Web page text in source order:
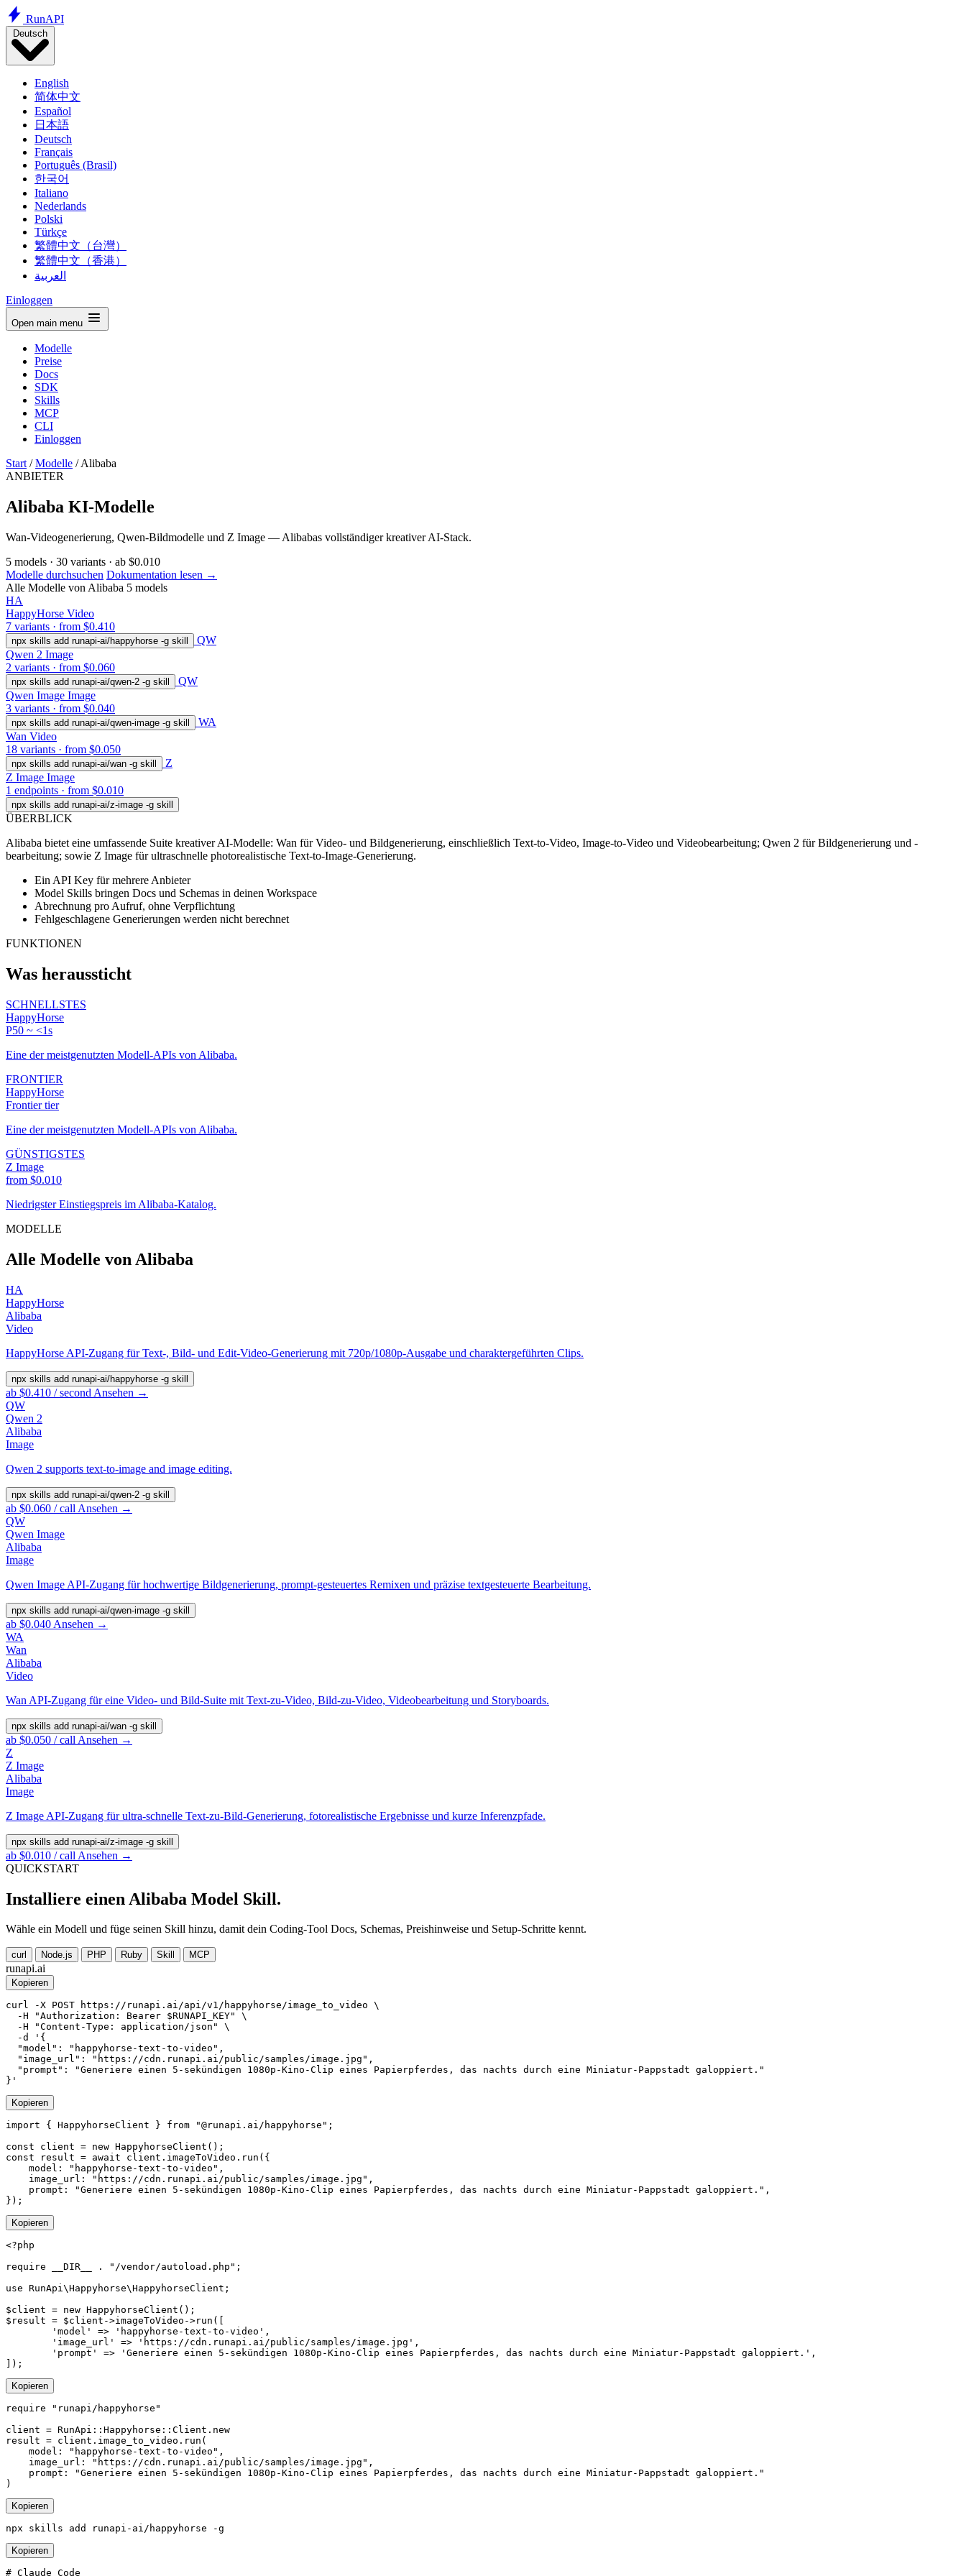
RunAPI
Deutsch
English
简体中文
Español
日本語
Deutsch
Français
Português (Brasil)
한국어
Italiano
Nederlands
Polski
Türkçe
繁體中文（台灣）
繁體中文（香港）
العربية
Einloggen
Open main menu
Modelle
Preise
Docs
SDK
Skills
MCP
CLI
Einloggen
Start / Modelle / Alibaba
ANBIETER
Alibaba KI-Modelle
Wan-Videogenerierung, Qwen-Bildmodelle und Z Image — Alibabas vollständiger kreativer AI-Stack.
5 models · 30 variants · ab $0.010
Modelle durchsuchen Dokumentation lesen →
Alle Modelle von Alibaba 5 models
HA
HappyHorse Video
7 variants · from $0.410
npx skills add runapi-ai/happyhorse -g skill
QW
Qwen 2 Image
2 variants · from $0.060
npx skills add runapi-ai/qwen-2 -g skill
QW
Qwen Image Image
3 variants · from $0.040
npx skills add runapi-ai/qwen-image -g skill
WA
Wan Video
18 variants · from $0.050
npx skills add runapi-ai/wan -g skill
Z
Z Image Image
1 endpoints · from $0.010
npx skills add runapi-ai/z-image -g skill
ÜBERBLICK
Alibaba bietet eine umfassende Suite kreativer AI-Modelle: Wan für Video- und Bildgenerierung, einschließlich Text-to-Video, Image-to-Video und Videobearbeitung; Qwen 2 für Bildgenerierung und -
bearbeitung; sowie Z Image für ultraschnelle photorealistische Text-to-Image-Generierung.
Ein API Key für mehrere Anbieter
Model Skills bringen Docs und Schemas in deinen Workspace
Abrechnung pro Aufruf, ohne Verpflichtung
Fehlgeschlagene Generierungen werden nicht berechnet
FUNKTIONEN
Was heraussticht
SCHNELLSTES
HappyHorse
P50 ~ <1s
Eine der meistgenutzten Modell-APIs von Alibaba.
FRONTIER
HappyHorse
Frontier tier
Eine der meistgenutzten Modell-APIs von Alibaba.
GÜNSTIGSTES
Z Image
from $0.010
Niedrigster Einstiegspreis im Alibaba-Katalog.
MODELLE
Alle Modelle von Alibaba
HA
HappyHorse
Alibaba
Video
HappyHorse API-Zugang für Text-, Bild- und Edit-Video-Generierung mit 720p/1080p-Ausgabe und charaktergeführten Clips.
npx skills add runapi-ai/happyhorse -g skill
ab $0.410 / second Ansehen →
QW
Qwen 2
Alibaba
Image
Qwen 2 supports text-to-image and image editing.
npx skills add runapi-ai/qwen-2 -g skill
ab $0.060 / call Ansehen →
QW
Qwen Image
Alibaba
Image
Qwen Image API-Zugang für hochwertige Bildgenerierung, prompt-gesteuertes Remixen und präzise textgesteuerte Bearbeitung.
npx skills add runapi-ai/qwen-image -g skill
ab $0.040 Ansehen →
WA
Wan
Alibaba
Video
Wan API-Zugang für eine Video- und Bild-Suite mit Text-zu-Video, Bild-zu-Video, Videobearbeitung und Storyboards.
npx skills add runapi-ai/wan -g skill
ab $0.050 / call Ansehen →
Z
Z Image
Alibaba
Image
Z Image API-Zugang für ultra-schnelle Text-zu-Bild-Generierung, fotorealistische Ergebnisse und kurze Inferenzpfade.
npx skills add runapi-ai/z-image -g skill
ab $0.010 / call Ansehen →
QUICKSTART
Installiere einen Alibaba Model Skill.
Wähle ein Modell und füge seinen Skill hinzu, damit dein Coding-Tool Docs, Schemas, Preishinweise und Setup-Schritte kennt.
curl Node.js PHP Ruby Skill MCP
runapi.ai
Kopieren
curl -X POST https://runapi.ai/api/v1/happyhorse/image_to_video \
  -H "Authorization: Bearer $RUNAPI_KEY" \
  -H "Content-Type: application/json" \
  -d '{
  "model": "happyhorse-text-to-video",
  "image_url": "https://cdn.runapi.ai/public/samples/image.jpg",
  "prompt": "Generiere einen 5-sekündigen 1080p-Kino-Clip eines Papierpferdes, das nachts durch eine Miniatur-Pappstadt galoppiert."
}'
Kopieren
import { HappyhorseClient } from "@runapi.ai/happyhorse";
const client = new HappyhorseClient();
const result = await client.imageToVideo.run({
    model: "happyhorse-text-to-video",
    image_url: "https://cdn.runapi.ai/public/samples/image.jpg",
    prompt: "Generiere einen 5-sekündigen 1080p-Kino-Clip eines Papierpferdes, das nachts durch eine Miniatur-Pappstadt galoppiert.",
});
Kopieren
<?php
require __DIR__ . "/vendor/autoload.php";
use RunApi\Happyhorse\HappyhorseClient;
$client = new HappyhorseClient();
$result = $client->imageToVideo->run([
        'model' => 'happyhorse-text-to-video',
        'image_url' => 'https://cdn.runapi.ai/public/samples/image.jpg',
        'prompt' => 'Generiere einen 5-sekündigen 1080p-Kino-Clip eines Papierpferdes, das nachts durch eine Miniatur-Pappstadt galoppiert.',
]);
Kopieren
require "runapi/happyhorse"
client = RunApi::Happyhorse::Client.new
result = client.image_to_video.run(
    model: "happyhorse-text-to-video",
    image_url: "https://cdn.runapi.ai/public/samples/image.jpg",
    prompt: "Generiere einen 5-sekündigen 1080p-Kino-Clip eines Papierpferdes, das nachts durch eine Miniatur-Pappstadt galoppiert."
)
Kopieren
npx skills add runapi-ai/happyhorse -g
Kopieren
# Claude Code